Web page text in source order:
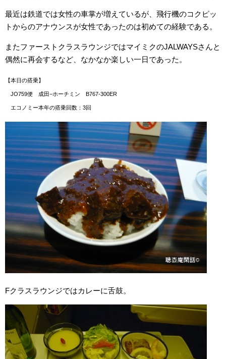
最近は鉄道では女性の車掌が増えているが、飛行機のコクピッ
トからのアナウンスが女性であったのは初めての経験である。
またファーストクラスラウンジではマイミクのJALWAYSさんと
偶然に再会するなど、なかなか楽しい一日であった。
【本日の搭乗】
JO759便 成田−ホーチミン B767-300ER
エコノミー本年の搭乗回数：3回
Fクラスラウンジではカレーに舌鼓。